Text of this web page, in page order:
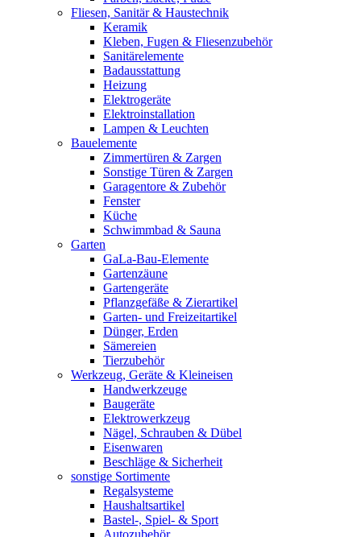
Fliesen, Sanitär & Haustechnik
Keramik
Kleben, Fugen & Fliesenzubehör
Sanitärelemente
Badausstattung
Heizung
Elektrogeräte
Elektroinstallation
Lampen & Leuchten
Bauelemente
Zimmertüren & Zargen
Sonstige Türen & Zargen
Garagentore & Zubehör
Fenster
Küche
Schwimmbad & Sauna
Garten
GaLa-Bau-Elemente
Gartenzäune
Gartengeräte
Pflanzgefäße & Zierartikel
Garten- und Freizeitartikel
Dünger, Erden
Sämereien
Tierzubehör
Werkzeug, Geräte & Kleineisen
Handwerkzeuge
Baugeräte
Elektrowerkzeug
Nägel, Schrauben & Dübel
Eisenwaren
Beschläge & Sicherheit
sonstige Sortimente
Regalsysteme
Haushaltsartikel
Bastel-, Spiel- & Sport
Autozubehör